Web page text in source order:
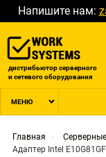
Напишите нам:
дистрибьютор серверного
и сетевого оборудования
МЕНЮ
Главная
Адаптер Intel